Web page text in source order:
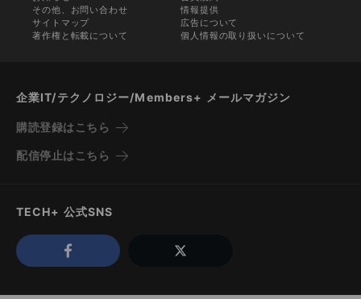
その他、お問い合わせ
情報提供
サイトマップ
広告について
著作権と転載について
個人情報の取り扱いについて
企業IT/テクノロジー/Members+ メールマガジン
購読登録はこちら
配信停止はこちら
TECH+ 公式SNS